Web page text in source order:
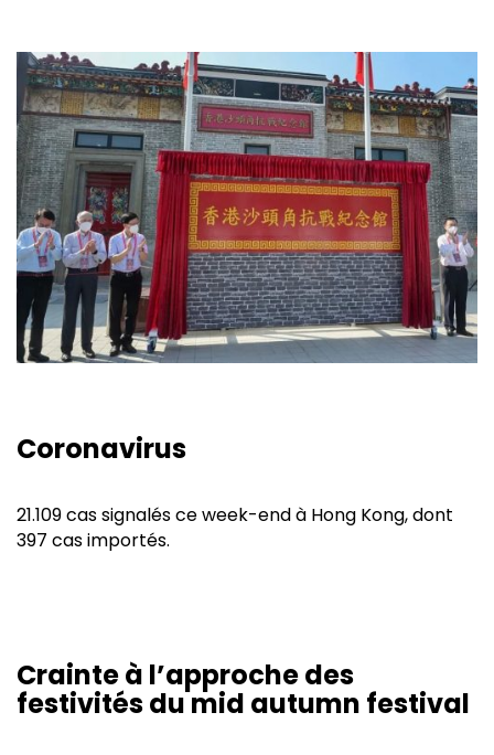
Coronavirus
21.109 cas signalés ce week-end à Hong Kong, dont
397 cas importés.
Crainte à l’approche des
festivités du mid autumn festival